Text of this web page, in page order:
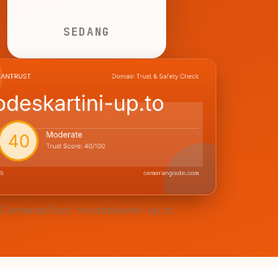
SEDANG
CemerlanTrust · modeskartini-up.to